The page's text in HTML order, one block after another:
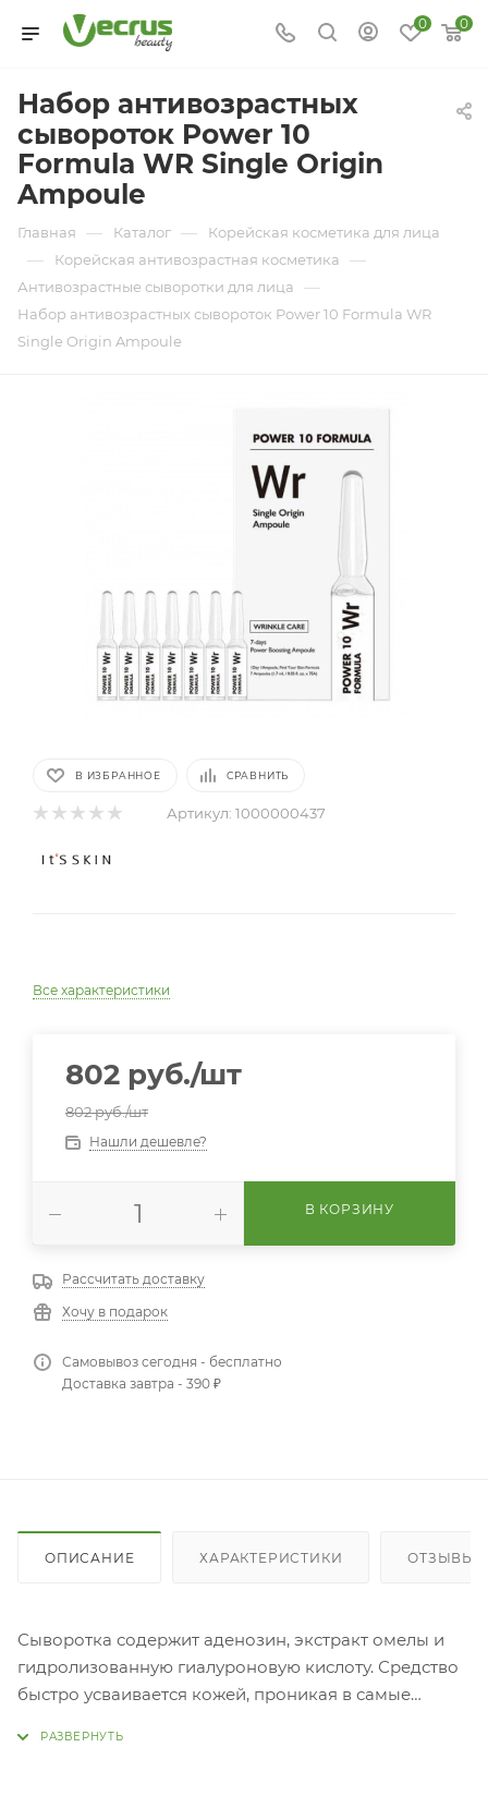
0 0
Набор антивозрастных
сывороток Power 10
Formula WR Single Origin
Ampoule
Главная — Каталог — Корейская косметика для лица
— Корейская антивозрастная косметика —
Антивозрастные сыворотки для лица —
Набор антивозрастных сывороток Power 10 Formula WR
Single Origin Ampoule
В ИЗБРАННОЕ СРАВНИТЬ
Артикул: 1000000437
Все характеристики
802 руб./шт
802руб./шт
Нашли дешевле?
В КОРЗИНУ
Рассчитать доставку
Хочу в подарок
Самовывоз сегодня - бесплатно
Доставка завтра - 390 ₽
ОПИСАНИЕ ХАРАКТЕРИСТИКИ ОТЗЫВЫ
Сыворотка содержит аденозин, экстракт омелы и
гидролизованную гиалуроновую кислоту. Средство
быстро усваивается кожей, проникая в самые